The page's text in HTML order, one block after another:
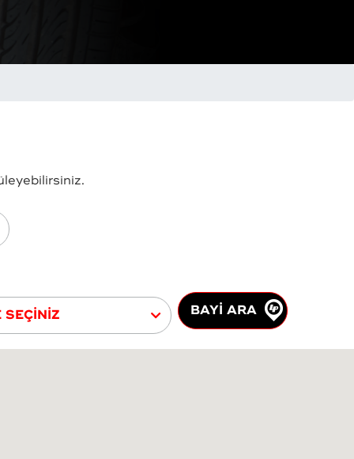
SEÇİNİZ BAYİ ARA